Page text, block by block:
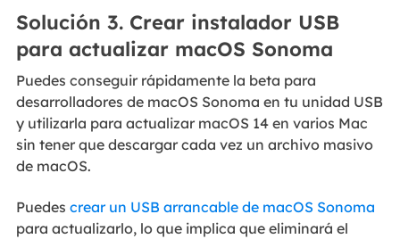
Solución 3. Crear instalador USB
para actualizar macOS Sonoma
Puedes conseguir rápidamente la beta para
desarrolladores de macOS Sonoma en tu unidad USB
y utilizarla para actualizar macOS 14 en varios Mac
sin tener que descargar cada vez un archivo masivo
de macOS.
Puedes crear un USB arrancable de macOS Sonoma
para actualizarlo, lo que implica que eliminará el